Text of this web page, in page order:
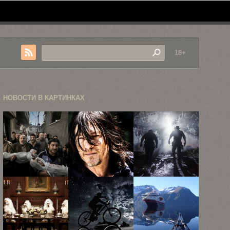
18+
НОВОСТИ В КАРТИНКАХ
Объявлены
победители
World Press
Photo-2013
26 мрачных
портретов
главных
героев ...
13 новых
скриншотов
Red Dead ...